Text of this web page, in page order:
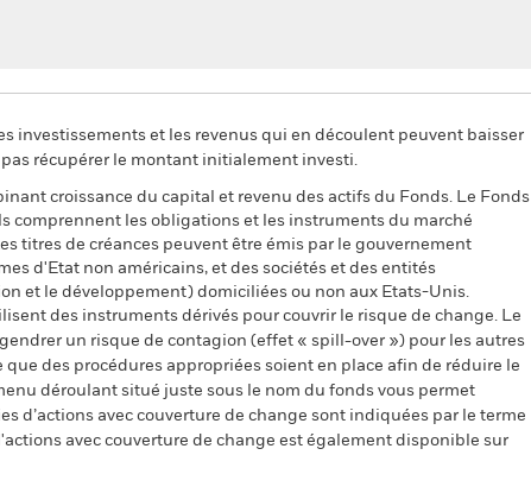
investissements et les revenus qui en découlent peuvent baisser
récupérer le montant initialement investi.
croissance du capital et revenu des actifs du Fonds. Le Fonds
comprennent les obligations et les instruments du marché
titres de créances peuvent être émis par le gouvernement
d'Etat non américains, et des sociétés et des entités
et le développement) domiciliées ou non aux Etats-Unis.
des instruments dérivés pour couvrir le risque de change. Le
un risque de contagion (effet « spill-over ») pour les autres
des procédures appropriées soient en place afin de réduire le
déroulant situé juste sous le nom du fonds vous permet
d’actions avec couverture de change sont indiquées par le terme
avec couverture de change est également disponible sur